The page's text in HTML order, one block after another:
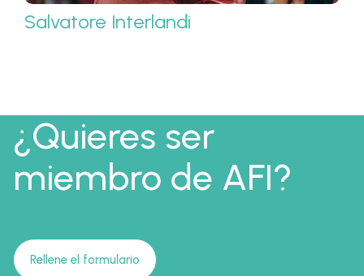
Salvatore Interlandi
¿Quieres ser
miembro de AFI?
Rellene el formulario